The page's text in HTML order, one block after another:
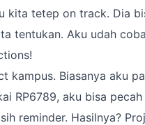
kita tetep on track. Dia
tentukan. Aku udah
kampus. Biasanya aku
RP6789, aku bisa
reminder. Hasilnya?